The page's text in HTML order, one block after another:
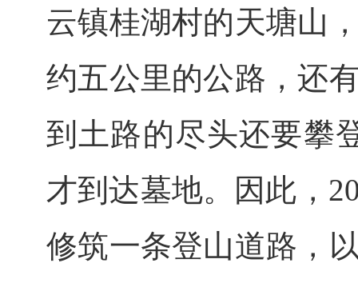
云镇桂湖村的天塘山
约五公里的公路，还
到土路的尽头还要攀
才到达墓地。因此，
修筑一条登山道路，